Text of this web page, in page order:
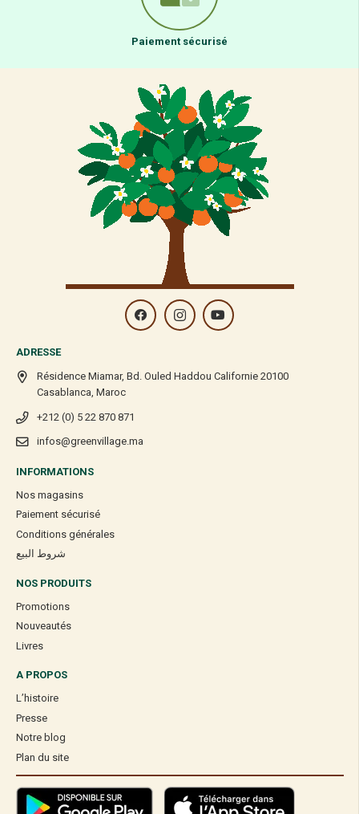
Paiement sécurisé
ADRESSE
Résidence Miamar, Bd. Ouled Haddou Californie 20100
Casablanca, Maroc
+212 (0) 5 22 870 871
infos@greenvillage.ma
INFORMATIONS
Nos magasins
Paiement sécurisé
Conditions générales
شروط البيع
NOS PRODUITS
Promotions
Nouveautés
Livres
A PROPOS
L’histoire
Presse
Notre blog
Plan du site